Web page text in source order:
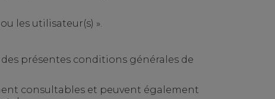
les utilisateur(s) ».
présentes conditions générales de
consultables et peuvent également